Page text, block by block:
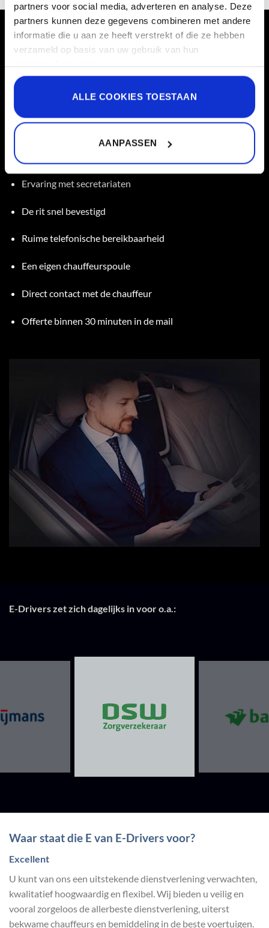
partners voor social media, adverteren en analyse. Deze
partners kunnen deze gegevens combineren met andere
informatie die u aan ze heeft verstrekt of die ze hebben
verzameld op basis van uw gebruik van hun
Sommige van de gegevens die worden verzameld, zijn
bedoeld voor personalisatie en het meten van de
effectiviteit van advertenties.Lees meer.
ALLE COOKIES TOESTAAN
AANPASSEN
De zekerheden van E-Drivers
Gemakkelijk reserveren
Transparante tarieven
Gratis verzekering bij privé- of directiechauffeurs
Ervaring met secretariaten
De rit snel bevestigd
Ruime telefonische bereikbaarheid
Een eigen chauffeurspoule
Direct contact met de chauffeur
Offerte binnen 30 minuten in de mail
E-Drivers zet zich dagelijks in voor o.a.:
Waar staat die E van E-Drivers voor?
Excellent
U kunt van ons een uitstekende dienstverlening verwachten,
kwalitatief hoogwaardig en flexibel. Wij bieden u veilig en
vooral zorgeloos de allerbeste dienstverlening, uiterst
bekwame chauffeurs en bemiddeling in de beste voertuigen.